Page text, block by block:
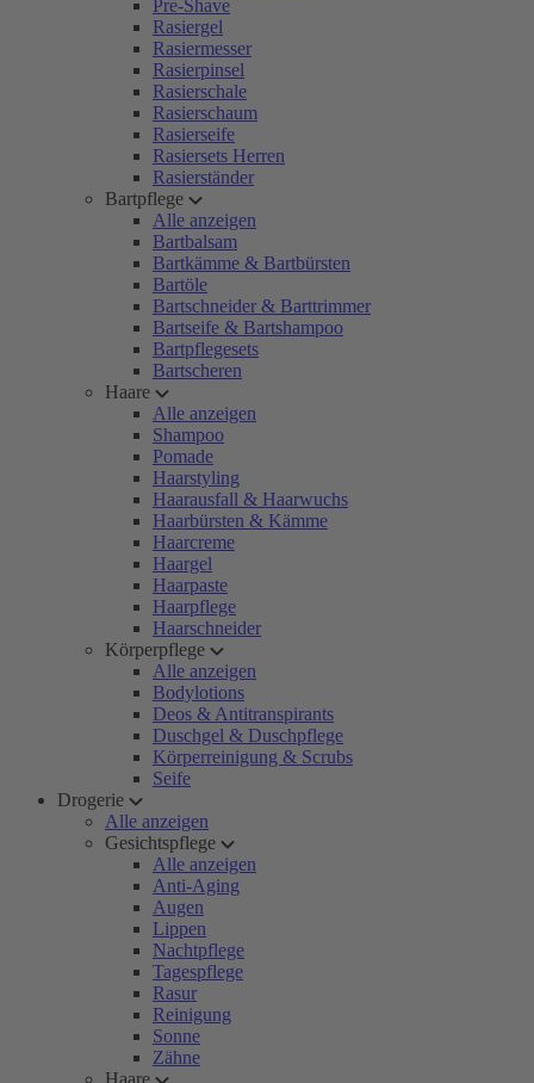
Pre-Shave
Rasiergel
Rasiermesser
Rasierpinsel
Rasierschale
Rasierschaum
Rasierseife
Rasiersets Herren
Rasierständer
Bartpflege
Alle anzeigen
Bartbalsam
Bartkämme & Bartbürsten
Bartöle
Bartschneider & Barttrimmer
Bartseife & Bartshampoo
Bartpflegesets
Bartscheren
Haare
Alle anzeigen
Shampoo
Pomade
Haarstyling
Haarausfall & Haarwuchs
Haarbürsten & Kämme
Haarcreme
Haargel
Haarpaste
Haarpflege
Haarschneider
Körperpflege
Alle anzeigen
Bodylotions
Deos & Antitranspirants
Duschgel & Duschpflege
Körperreinigung & Scrubs
Seife
Drogerie
Alle anzeigen
Gesichtspflege
Alle anzeigen
Anti-Aging
Augen
Lippen
Nachtpflege
Tagespflege
Rasur
Reinigung
Sonne
Zähne
Haare